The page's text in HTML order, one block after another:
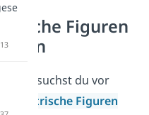
Figuren
untersuchst du vor
geometrische Figuren